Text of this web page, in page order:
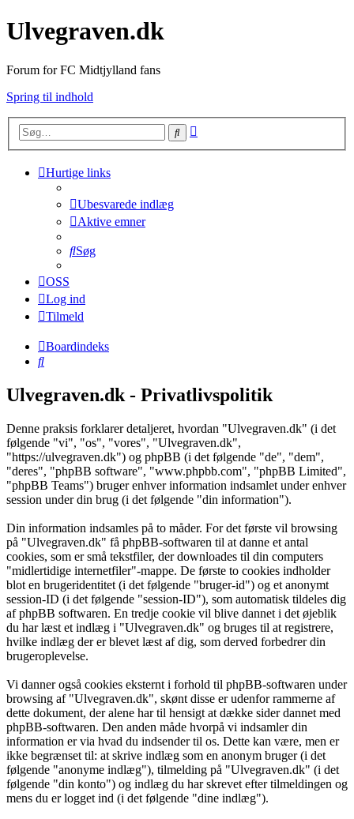
Ulvegraven.dk
Forum for FC Midtjylland fans
Spring til indhold
Søg
Hurtige links
Ubesvarede indlæg
Aktive emner
Søg
OSS
Log ind
Tilmeld
Boardindeks
Søg
Ulvegraven.dk - Privatlivspolitik
Denne praksis forklarer detaljeret, hvordan "Ulvegraven.dk" (i det
følgende "vi", "os", "vores", "Ulvegraven.dk",
"https://ulvegraven.dk") og phpBB (i det følgende "de", "dem",
"deres", "phpBB software", "www.phpbb.com", "phpBB Limited",
"phpBB Teams") bruger enhver information indsamlet under enhver
session under din brug (i det følgende "din information").
Din information indsamles på to måder. For det første vil browsing
på "Ulvegraven.dk" få phpBB-softwaren til at danne et antal
cookies, som er små tekstfiler, der downloades til din computers
"midlertidige internetfiler"-mappe. De første to cookies indholder
blot en brugeridentitet (i det følgende "bruger-id") og et anonymt
session-ID (i det følgende "session-ID"), som automatisk tildeles dig
af phpBB softwaren. En tredje cookie vil blive dannet i det øjeblik
du har læst et indlæg i "Ulvegraven.dk" og bruges til at registrere,
hvilke indlæg der er blevet læst af dig, som derved forbedrer din
brugeroplevelse.
Vi danner også cookies eksternt i forhold til phpBB-softwaren under
browsing af "Ulvegraven.dk", skønt disse er udenfor rammerne af
dette dokument, der alene har til hensigt at dække sider dannet med
phpBB-softwaren. Den anden måde hvorpå vi indsamler din
information er via hvad du indsender til os. Dette kan være, men er
ikke begrænset til: at skrive indlæg som en anonym bruger (i det
følgende "anonyme indlæg"), tilmelding på "Ulvegraven.dk" (i det
følgende "din konto") og indlæg du har skrevet efter tilmeldingen og
mens du er logget ind (i det følgende "dine indlæg").